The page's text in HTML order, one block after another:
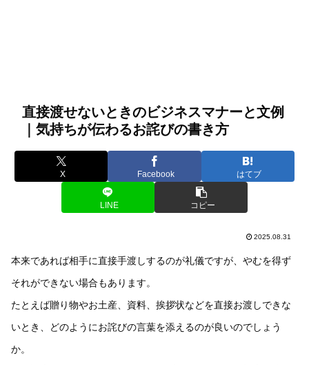
直接渡せないときのビジネスマナーと文例
｜気持ちが伝わるお詫びの書き方
X Facebook はてブ
LINE コピー
2025.08.31
本来であれば相手に直接手渡しするのが礼儀ですが、やむを得ず
それができない場合もあります。
たとえば贈り物やお土産、資料、挨拶状などを直接お渡しできな
いとき、どのようにお詫びの言葉を添えるのが良いのでしょう
か。